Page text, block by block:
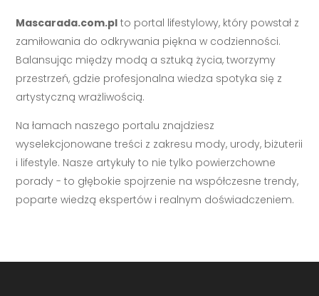
Mascarada.com.pl to portal lifestylowy, który powstał z
zamiłowania do odkrywania piękna w codzienności.
Balansując między modą a sztuką życia, tworzymy
przestrzeń, gdzie profesjonalna wiedza spotyka się z
artystyczną wrażliwością.
Na łamach naszego portalu znajdziesz
wyselekcjonowane treści z zakresu mody, urody, biżuterii
i lifestyle. Nasze artykuły to nie tylko powierzchowne
porady - to głębokie spojrzenie na współczesne trendy,
poparte wiedzą ekspertów i realnym doświadczeniem.